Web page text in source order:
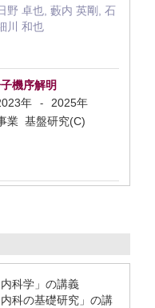
野 卓也, 藪内 英剛, 石
川 和也
機序解明
年 -
2025年
業 基盤研究(C)
科学」の講義
科の基礎研究」の講